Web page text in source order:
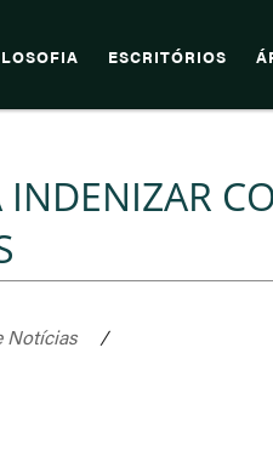
ESCRITÓRIOS
Notícias /